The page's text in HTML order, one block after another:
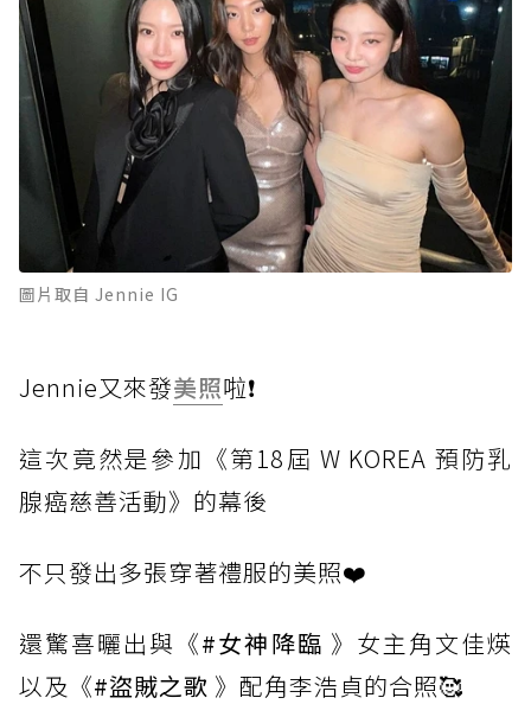
圖片取自 Jennie IG
Jennie又來發美照啦❗
這次竟然是參加《第18屆 W KOREA 預防乳
腺癌慈善活動》的幕後
不只發出多張穿著禮服的美照❤️
還驚喜曬出與《#女神降臨 》女主角文佳煐
以及《#盜賊之歌 》配角李浩貞的合照🥰